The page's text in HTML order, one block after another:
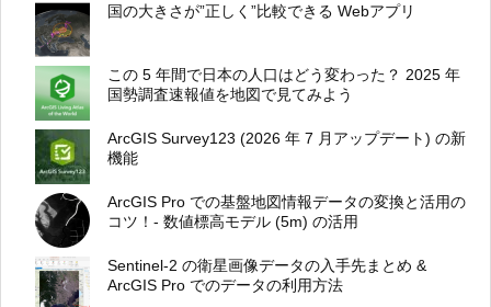
国の大きさが”正しく”比較できる Webアプリ
この 5 年間で日本の人口はどう変わった？ 2025 年
国勢調査速報値を地図で見てみよう
ArcGIS Survey123 (2026 年 7 月アップデート) の新
機能
ArcGIS Pro での基盤地図情報データの変換と活用の
コツ！- 数値標高モデル (5m) の活用
Sentinel-2 の衛星画像データの入手先まとめ &
ArcGIS Pro でのデータの利用方法